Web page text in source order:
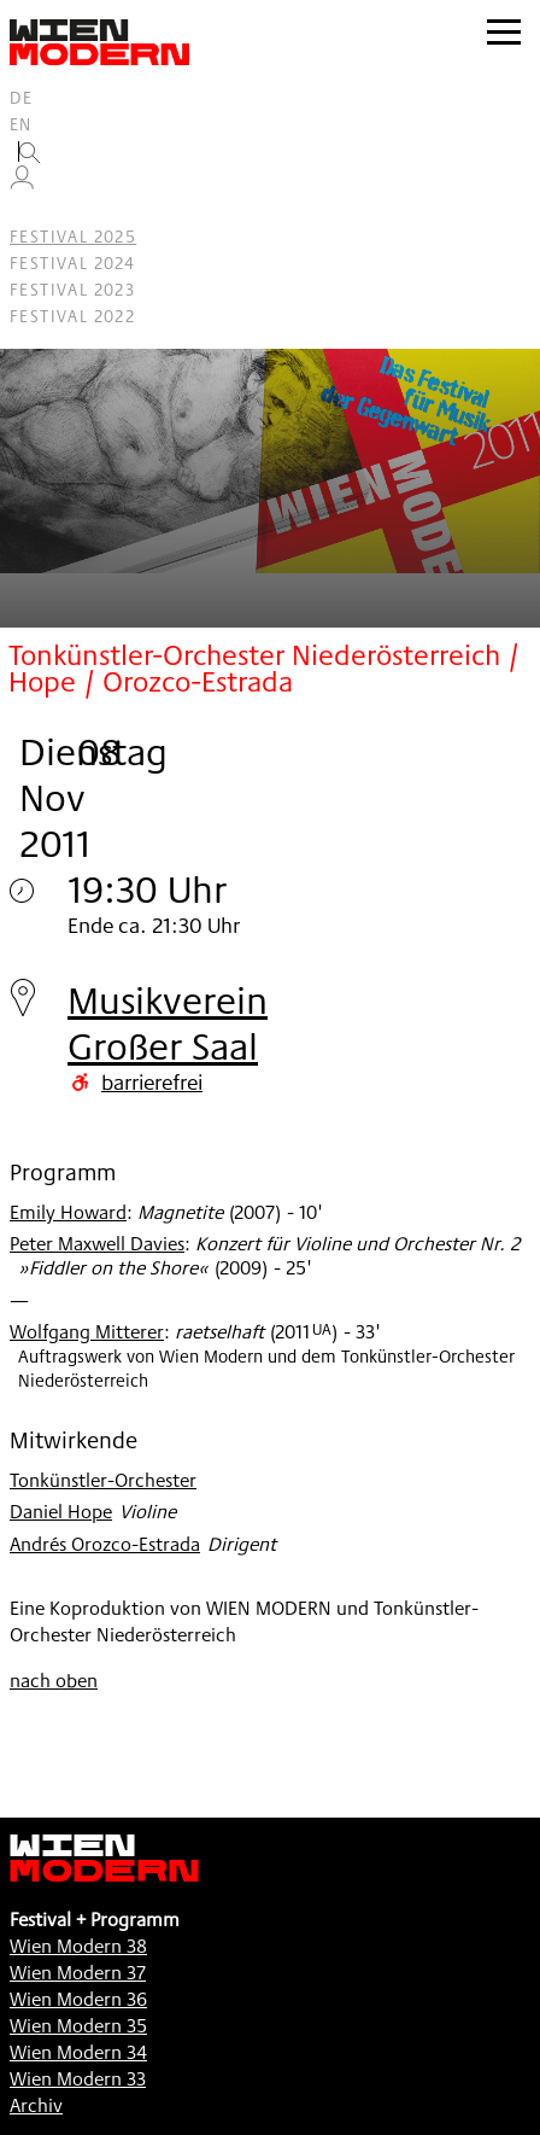
springen
zur
DE
EN
FESTIVAL 2025
FESTIVAL 2024
FESTIVAL 2023
FESTIVAL 2022
Tonkünstler-Orchester Niederösterreich /
Hope / Orozco-Estrada
Dienstag
, 08
.
Nov
2011
.
19:30 Uhr
Dienstag
08.
Nov
2011
Ende ca. 21:30 Uhr
Musikverein
Großer Saal
barrierefrei
Programm
Emily Howard: Magnetite (2007) - 10'
Peter Maxwell Davies: Konzert für Violine und Orchester Nr. 2
»Fiddler on the Shore« (2009) - 25'
—
Wolfgang Mitterer: raetselhaft (2011 UA) - 33'
Auftragswerk von Wien Modern und dem Tonkünstler-Orchester
Niederösterreich
Mitwirkende
Tonkünstler-Orchester
Daniel Hope
: Violine
Andrés Orozco-Estrada: Dirigent
Eine Koproduktion von WIEN MODERN und Tonkünstler-
Orchester Niederösterreich
nach oben
Wien
Modern
Festival + Programm
Wien Modern 38
Wien Modern 37
Wien Modern 36
Wien Modern 35
Wien Modern 34
Wien Modern 33
Archiv